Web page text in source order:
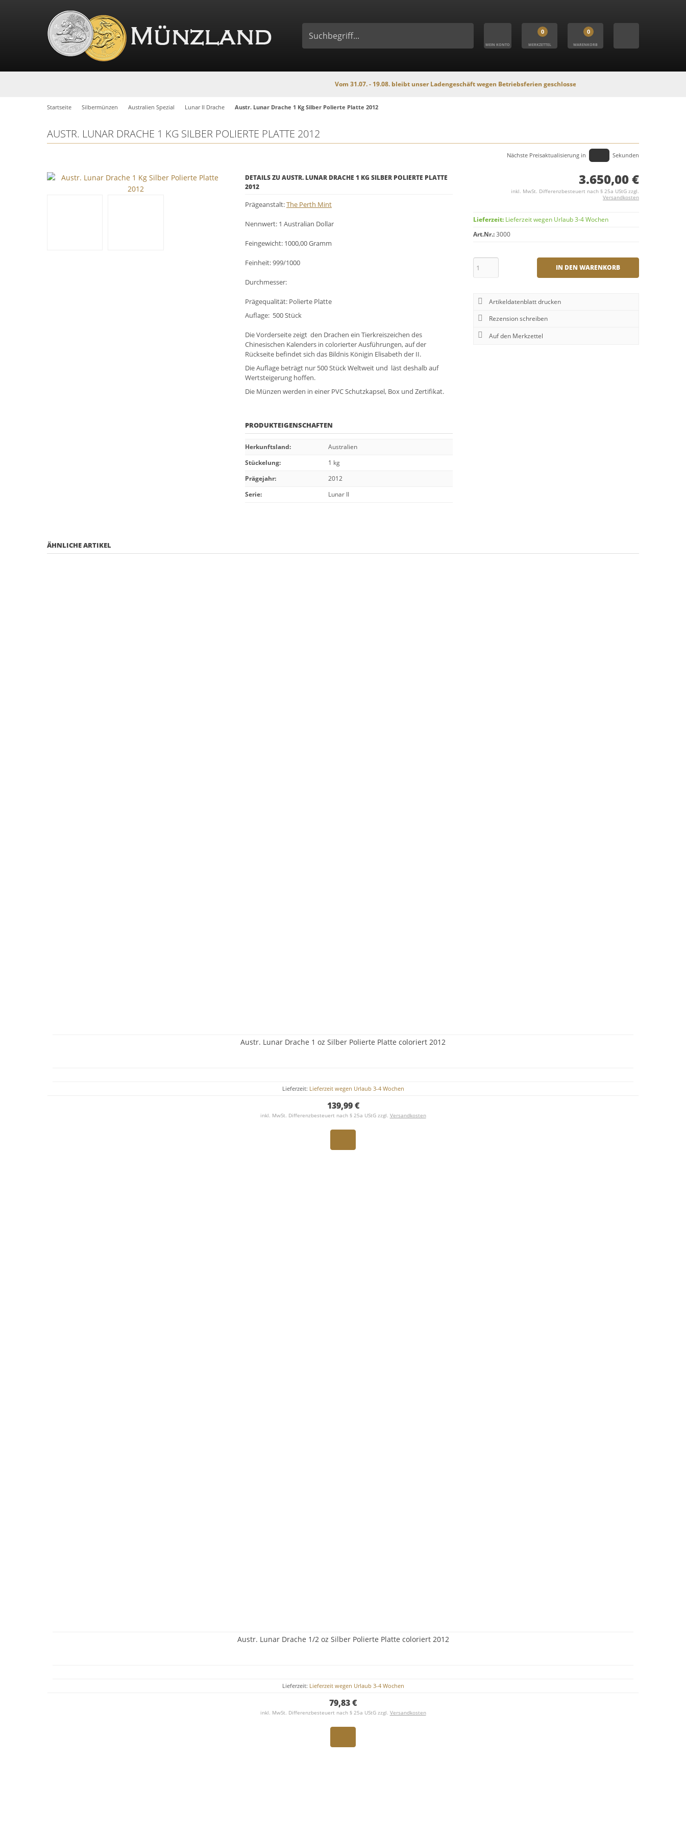
MEIN KONTO
0
MERKZETTEL
0
WARENKORB
Vom 31.07. - 19.08. bleibt unser Ladengeschäft wegen Betriebsferien geschlossen. In dieser Zeit findet kein Versand statt,
Startseite Silbermünzen Australien Spezial Lunar II Drache Austr. Lunar Drache 1 Kg Silber Polierte Platte 2012
AUSTR. LUNAR DRACHE 1 KG SILBER POLIERTE PLATTE 2012
Nächste Preisaktualisierung in Sekunden
DETAILS ZU AUSTR. LUNAR DRACHE 1 KG SILBER POLIERTE PLATTE
2012
Prägeanstalt:The Perth Mint
Nennwert: 1 Australian Dollar
Feingewicht: 1000,00 Gramm
Feinheit: 999/1000
Durchmesser:
Prägequalität: Polierte Platte
Auflage: 500 Stück
Die Vorderseite zeigt den Drachen ein Tierkreiszeichen des
Chinesischen Kalenders in colorierter Ausführungen, auf der
Rückseite befindet sich das Bildnis Königin Elisabeth der II.
Die Auflage beträgt nur 500 Stück Weltweit und läst deshalb auf
Wertsteigerung hoffen.
Die Münzen werden in einer PVC Schutzkapsel, Box und Zertifikat.
PRODUKTEIGENSCHAFTEN
Herkunftsland:
Australien
Stückelung:
1 kg
Prägejahr:
2012
Serie: Lunar II
3.650,00 €
inkl. MwSt. Differenzbesteuert nach § 25a UStG zzgl.
Versandkosten
Lieferzeit: Lieferzeit wegen Urlaub 3-4 Wochen
Art.Nr.:3000
IN DEN WARENKORB
Artikeldatenblatt drucken
Rezension schreiben
ÄHNLICHE ARTIKEL
Austr. Lunar Drache 1 oz Silber Polierte Platte coloriert 2012
Lieferzeit: Lieferzeit wegen Urlaub 3-4 Wochen
139,99 €
inkl. MwSt. Differenzbesteuert nach § 25a UStG zzgl. Versandkosten
Austr. Lunar Drache 1/2 oz Silber Polierte Platte coloriert 2012
Lieferzeit: Lieferzeit wegen Urlaub 3-4 Wochen
79,83 €
inkl. MwSt. Differenzbesteuert nach § 25a UStG zzgl. Versandkosten